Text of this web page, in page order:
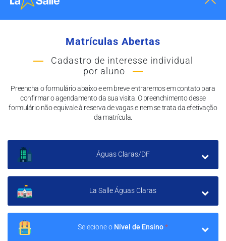
La Salle Águas
Matrículas Abertas
Cadastro de interesse individual
por aluno
Preencha o formulário abaixo e em breve entraremos em contato para
confirmar o agendamento da sua visita. O preenchimento desse
formulário não equivale à reserva de vagas e nem se trata da efetivação
da matrícula.
Águas Claras/DF
La Salle Águas Claras
Selecione o Nível de Ensino*